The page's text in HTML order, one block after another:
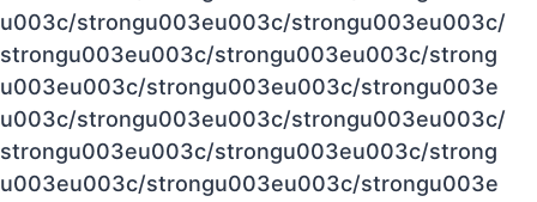
u003c/strongu003eu003c/strongu003eu003c/
strongu003eu003c/strongu003eu003c/strong
u003eu003c/strongu003eu003c/strongu003e
u003c/strongu003eu003c/strongu003eu003c/
strongu003eu003c/strongu003eu003c/strong
u003eu003c/strongu003eu003c/strongu003e